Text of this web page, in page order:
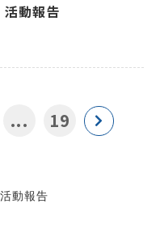
活動報告
... 19